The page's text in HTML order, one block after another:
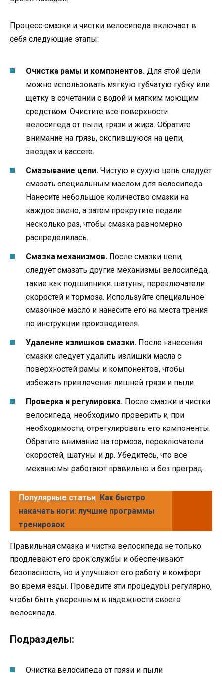
Процесс смазки и чистки велосипеда включает в
себя следующие этапы:
Очистка рамы и компонентов. Для этой цели
можно использовать мягкую губчатую губку или
щетку в сочетании с водой и мягким моющим
средством. Очистите все поверхности
велосипеда от пыли, грязи и жира. Обратите
внимание на грязь, скопившуюся на цепи,
звездах и кассете.
Смазывание цепи. Чистую и сухую цепь следует
смазать специальным маслом для велосипеда.
Нанесите небольшое количество смазки на
каждое звено, а затем прокрутите педали
несколько раз, чтобы смазка равномерно
распределилась.
Смазка механизмов. После смазки цепи,
следует смазать другие механизмы велосипеда,
такие как подшипники, шатуны, переключатели
скоростей и тормоза. Используйте специальное
смазочное масло и нанесите его на места трения
по инструкции производителя.
Удаление излишков смазки. После нанесения
смазки следует удалить излишки масла с
поверхностей рамы и компонентов, чтобы
избежать привлечения лишней грязи и пыли.
Проверка и регулировка. После смазки и чистки
велосипеда, необходимо проверить и, при
необходимости, отрегулировать его компоненты.
Обратите внимание на тормоза, переключатели
скоростей, шатуны и др. Убедитесь, что все
механизмы работают правильно и без преград.
Популярные статьи Как быстро
накачать ноги: лучшие программы
тренировок
Правильная смазка и чистка велосипеда не только
продлевают его срок службы и обеспечивают
безопасность, но и улучшают его работу и комфорт
во время езды. Проведите эти процедуры регулярно,
чтобы быть уверенным в надежности своего
велосипеда.
Подразделы:
Очистка велосипеда от грязи и пыли